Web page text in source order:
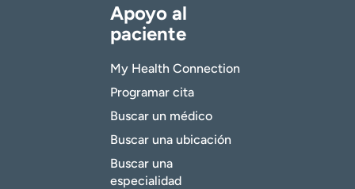
Apoyo al
paciente
My Health Connection
Programar cita
Buscar un médico
Buscar una ubicación
Buscar una
especialidad